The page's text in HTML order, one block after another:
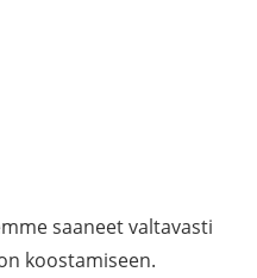
saaneet valtavasti
koostamiseen.